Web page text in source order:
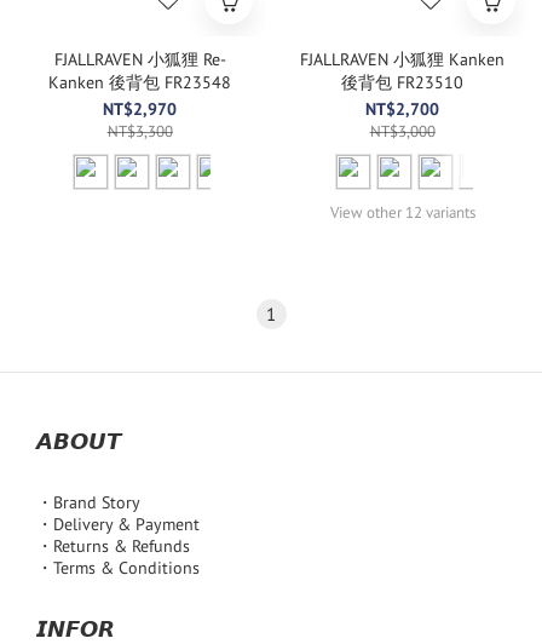
FJALLRAVEN 小狐狸 Re-
Kanken 後背包 FR23548
NT$2,970
NT$3,300
FJALLRAVEN 小狐狸 Kanken
後背包 FR23510
NT$2,700
NT$3,000
View other 12 variants
1
𝘼𝘽𝙊𝙐𝙏
・Brand Story
・Delivery & Payment
・Returns & Refunds
・Terms & Conditions
𝙄𝙉𝙁𝙊𝙍